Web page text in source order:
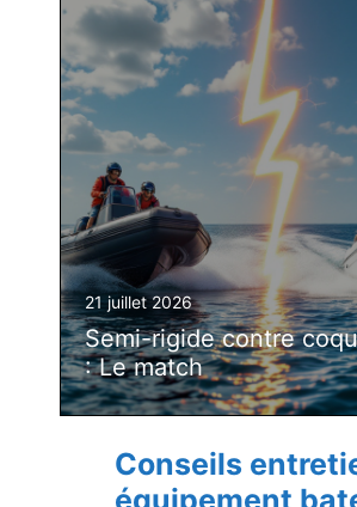
21 juillet 2026
Semi-rigide contre
: Le match
Conseils